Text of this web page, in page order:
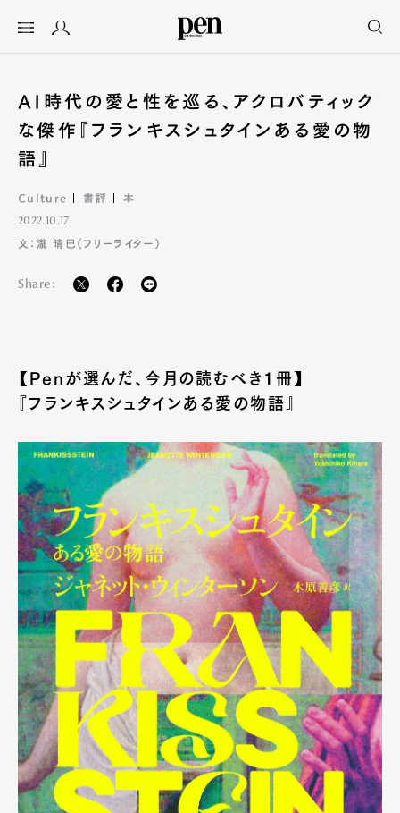
AI時代の愛と性を巡る、アクロバティック
な傑作『フランキスシュタインある愛の物
語』
Culture 書評 本
2022.10.17
文：瀧 晴巳（フリーライター）
Share:
【Penが選んだ、今月の読むべき1冊】
『フランキスシュタインある愛の物語』